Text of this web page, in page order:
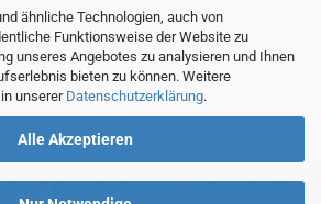
ähnliche Technologien, auch von
Funktionsweise der Website zu
unseres Angebotes zu analysieren und Ihnen
bieten zu können. Weitere
unserer Datenschutzerklärung.
Alle Akzeptieren
|Zahlungsbedingungen|Vertragsabschluss